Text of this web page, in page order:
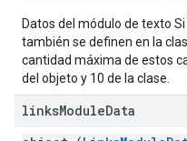
Datos del módulo de texto
también se definen en la
cantidad máxima de estos
del objeto y 10 de la clase.
linksModuleData